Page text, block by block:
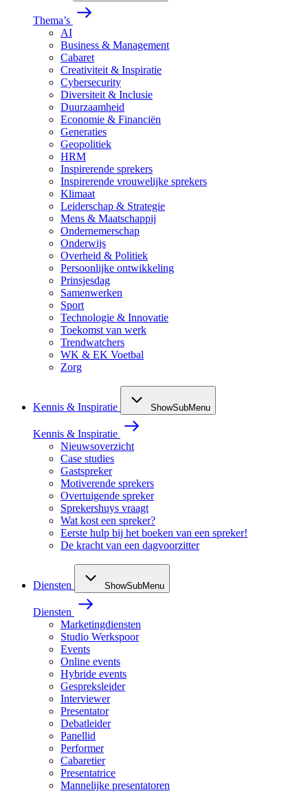
Thema’s
AI
Business & Management
Cabaret
Creativiteit & Inspiratie
Cybersecurity
Diversiteit & Inclusie
Duurzaamheid
Economie & Financiën
Generaties
Geopolitiek
HRM
Inspirerende sprekers
Inspirerende vrouwelijke sprekers
Klimaat
Leiderschap & Strategie
Mens & Maatschappij
Ondernemerschap
Onderwijs
Overheid & Politiek
Persoonlijke ontwikkeling
Prinsjesdag
Samenwerken
Sport
Technologie & Innovatie
Toekomst van werk
Trendwatchers
WK & EK Voetbal
Zorg
Kennis & Inspiratie ShowSubMenu
Kennis & Inspiratie
Nieuwsoverzicht
Case studies
Gastspreker
Motiverende sprekers
Overtuigende spreker
Sprekershuys vraagt
Wat kost een spreker?
Eerste hulp bij het boeken van een spreker!
De kracht van een dagvoorzitter
Diensten ShowSubMenu
Diensten
Marketingdiensten
Studio Werkspoor
Events
Online events
Hybride events
Gespreksleider
Interviewer
Presentator
Debatleider
Panellid
Performer
Cabaretier
Presentatrice
Mannelijke presentatoren